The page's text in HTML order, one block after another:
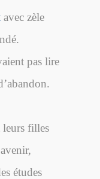
avec zèle
pas lire
filles
études